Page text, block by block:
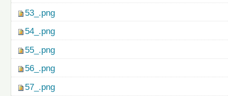
53_.png
54_.png
55_.png
56_.png
57_.png